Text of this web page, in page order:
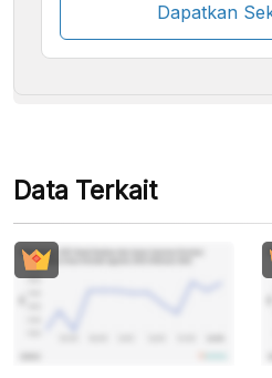
Dapatkan
Beberapa metode
Data Terkait